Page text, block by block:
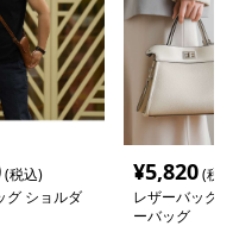
(税込)
グ ショルダ
¥5,820(税
レザーバッグ
ーバッグ